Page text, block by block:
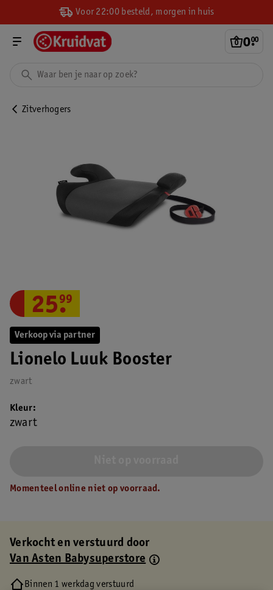
Voor 22:00 besteld, morgen in huis
0.
00
Zitverhogers
Verkoop via partner
Lionelo Luuk Booster
zwart
25.
99
Kleur
zwart
Momenteel online niet op voorraad.
Verkocht en verstuurd door
Van Asten Babysuperstore
Binnen 1 werkdag verstuurd